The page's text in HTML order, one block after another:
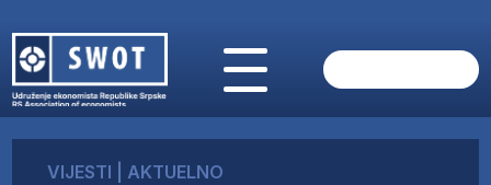
O NAMA
VIJESTI AKTUELNO